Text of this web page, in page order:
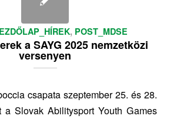
, POST_MDSE
a SAYG 2025 nemzetközi
versenyen
csapata szeptember 25. és 28.
a Slovak Abilitysport Youth Games